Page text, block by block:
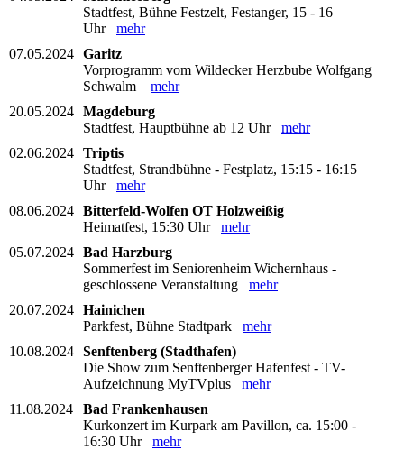
Stadtfest, Bühne Festzelt, Festanger, 15 - 16
Uhr mehr
07.05.2024 Garitz
Vorprogramm vom Wildecker Herzbube Wolfgang
Schwalm mehr
20.05.2024 Magdeburg
Stadtfest, Hauptbühne ab 12 Uhr mehr
02.06.2024 Triptis
Stadtfest, Strandbühne - Festplatz, 15:15 - 16:15
Uhr mehr
08.06.2024 Bitterfeld-Wolfen OT Holzweißig
Heimatfest, 15:30 Uhr mehr
05.07.2024 Bad Harzburg
Sommerfest im Seniorenheim Wichernhaus -
geschlossene Veranstaltung mehr
20.07.2024 Hainichen
Parkfest, Bühne Stadtpark mehr
10.08.2024 Senftenberg (Stadthafen)
Die Show zum Senftenberger Hafenfest - TV-
Aufzeichnung MyTVplus mehr
11.08.2024
Bad Frankenhausen
Kurkonzert im Kurpark am Pavillon, ca. 15:00 -
16:30 Uhr mehr